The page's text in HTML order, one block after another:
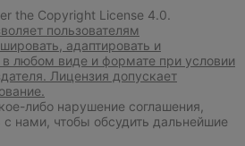
the Copyright License 4.0.
пользователям
адаптировать и
в любом виде и формате при условии
Лицензия допускает
либо нарушение соглашения,
нами, чтобы обсудить дальнейшие